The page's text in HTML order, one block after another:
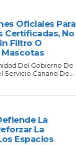
Oficiales Para
Certificadas, No
Filtro O
Mascotas
Del Gobierno De
Servicio Canario De...
La
La
Espacios